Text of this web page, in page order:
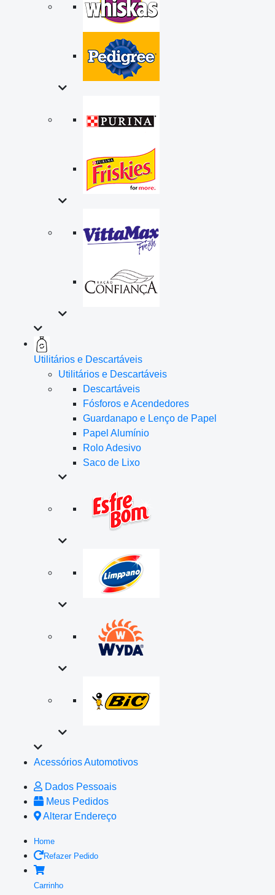
Utilitários e Descartáveis
Utilitários e Descartáveis
Descartáveis
Fósforos e Acendedores
Guardanapo e Lenço de Papel
Papel Alumínio
Rolo Adesivo
Saco de Lixo
Acessórios Automotivos
Dados Pessoais
Meus Pedidos
Alterar Endereço
Home
Refazer Pedido
Carrinho